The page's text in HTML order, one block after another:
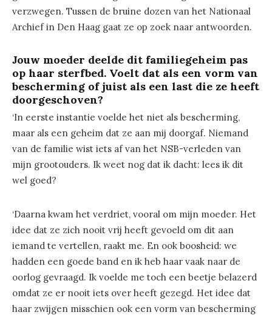
verzwegen. Tussen de bruine dozen van het Nationaal
Archief in Den Haag gaat ze op zoek naar antwoorden.
Jouw moeder deelde dit familiegeheim pas
op haar sterfbed. Voelt dat als een vorm van
bescherming of juist als een last die ze heeft
doorgeschoven?
‘In eerste instantie voelde het niet als bescherming,
maar als een geheim dat ze aan mij doorgaf. Niemand
van de familie wist iets af van het NSB-verleden van
mijn grootouders. Ik weet nog dat ik dacht: lees ik dit
wel goed?
‘Daarna kwam het verdriet, vooral om mijn moeder. Het
idee dat ze zich nooit vrij heeft gevoeld om dit aan
iemand te vertellen, raakt me. En ook boosheid: we
hadden een goede band en ik heb haar vaak naar de
oorlog gevraagd. Ik voelde me toch een beetje belazerd
omdat ze er nooit iets over heeft gezegd. Het idee dat
haar zwijgen misschien ook een vorm van bescherming